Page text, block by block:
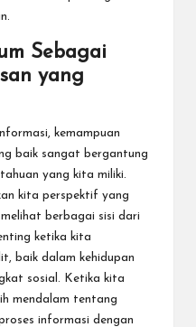
Sebagai
yang
kemampuan
baik sangat bergantung
yang kita miliki.
kita perspektif yang
berbagai sisi dari
ketika kita
baik dalam kehidupan
sosial. Ketika kita
mendalam tentang
informasi dengan